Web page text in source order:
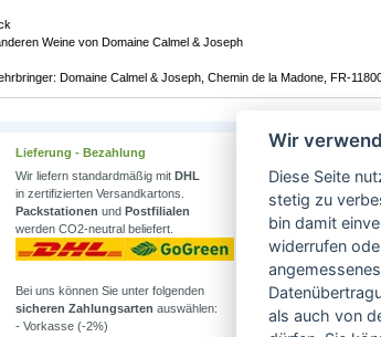
Weine von Domaine Calmel & Joseph
Domaine Calmel & Joseph, Chemin de la Madone, FR-
Lieferung - Bezahlung
Wir liefern standardmäßig mit DHL
in zertifizierten Versandkartons.
Packstationen und Postfilialen
werden CO2-neutral beliefert.
Bei uns können Sie unter folgenden
sicheren Zahlungsarten auswählen:
- Vorkasse (-2%)
Wissenswertes
Erfahren Sie mehr
Biowein in unserem
oder Folgen Sie
Facebook
Instagram
Wir
Diese Seite
stetig zu
bin damit
widerrufen
als auch von